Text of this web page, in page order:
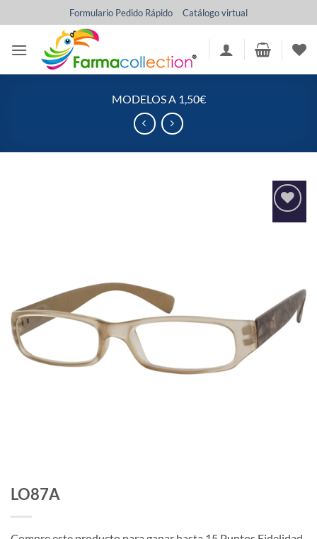
al
contenido
Formulario Pedido Rápido Catálogo virtual
MODELOS A 1,50€
Añadir
LO87A